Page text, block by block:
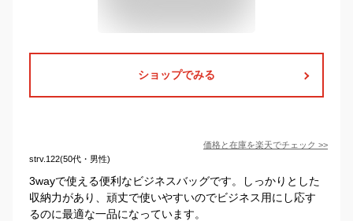
ショップでみる
価格と在庫を楽天でチェック >>
strv.122(50代・男性)
3wayで使える便利なビジネスバッグです。しっかりとした
収納力があり、頑丈で使いやすいのでビジネス用にし応す
るのに最適な一品になっています。